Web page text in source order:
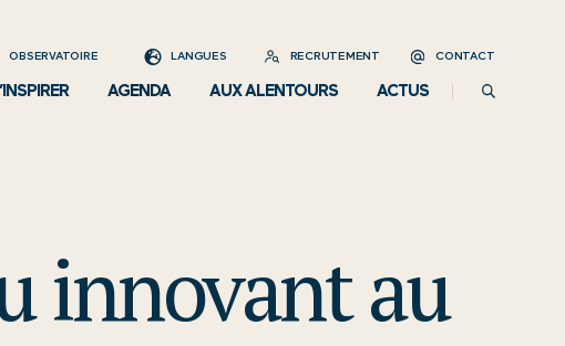
AGENDA AUX ALENTOURS ACTUS
CONTACT
RECRUTEMENT
OBSERVATOIRE LANGUES
innovant au